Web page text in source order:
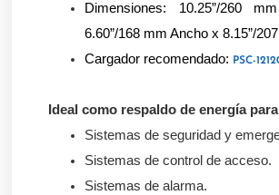
Dimensiones: 10.25”/260
6.60”/168 mm Ancho x 8.15”/
Cargador recomendado: PSC-
Ideal como respaldo de energía
Sistemas de seguridad y
Sistemas de control de acceso.
Sistemas de alarma.